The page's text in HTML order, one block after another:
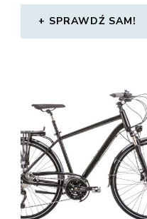
SPRAWDŹ SAM!